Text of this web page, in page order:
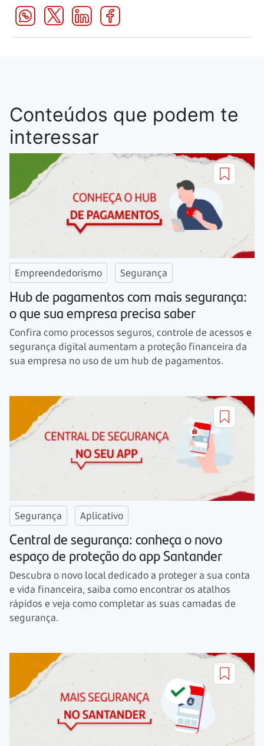
Conteúdos que podem te
interessar
Empreendedorismo Segurança
Hub de pagamentos com mais segurança:
o que sua empresa precisa saber
Confira como processos seguros, controle de acessos e
segurança digital aumentam a proteção financeira da
sua empresa no uso de um hub de pagamentos.
Segurança Aplicativo
Central de segurança: conheça o novo
espaço de proteção do app Santander
Descubra o novo local dedicado a proteger a sua conta
e vida financeira, saiba como encontrar os atalhos
rápidos e veja como completar as suas camadas de
segurança.